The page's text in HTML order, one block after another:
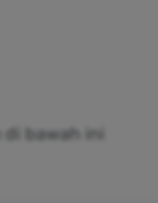
bawah ini